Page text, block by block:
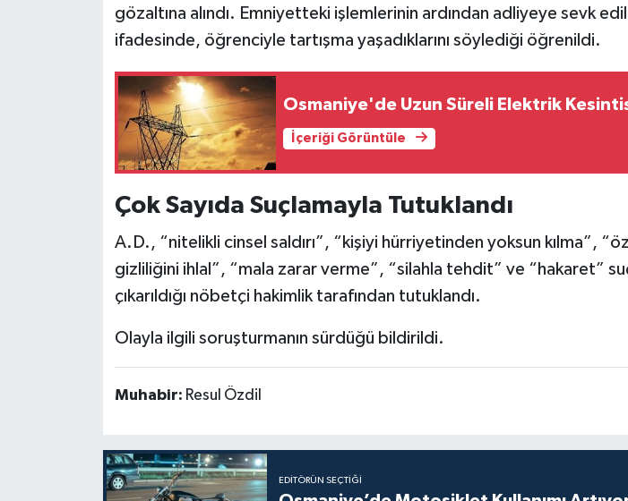
gözaltına alındı. Emniyetteki işlemlerinin ardından adliyeye sevk
ifadesinde, öğrenciyle tartışma yaşadıklarını söylediği öğrenildi.
Osmaniye'de Uzun Süreli Elektrik
İçeriği Görüntüle
Çok Sayıda Suçlamayla Tutuklandı
A.D., “nitelikli cinsel saldırı”, “kişiyi hürriyetinden yoksun kılma”,
gizliliğini ihlal”, “mala zarar verme”, “silahla tehdit” ve “hakaret”
çıkarıldığı nöbetçi hakimlik tarafından tutuklandı.
Olayla ilgili soruşturmanın sürdüğü bildirildi.
Muhabir: Resul Özdil
EDITÖRÜN SEÇTIĞI